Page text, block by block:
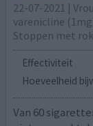
22-07-2021 |
varenicline
Stoppen met
Effectiviteit
Hoeveelheid
Van 60